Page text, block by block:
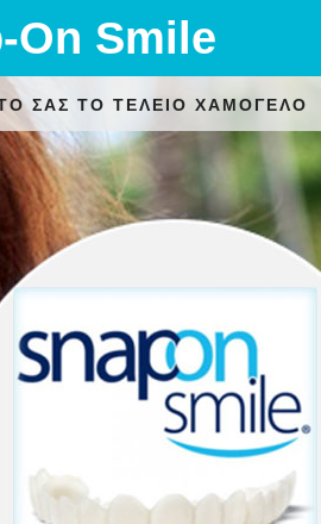
On Smile
ΣΑΣ ΤΟ ΤΕΛΕΙΟ ΧΑΜΟΓΕΛΟ